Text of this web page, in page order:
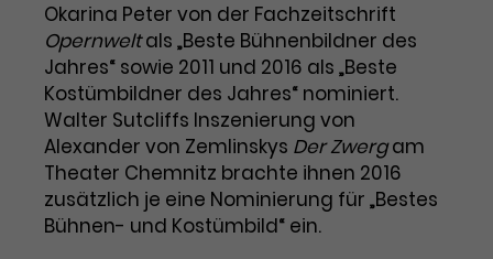
Benutzer*in wiedererkannt werden,
und es wird Zugang zu
geschützten Bereichen gewährt.
Name cookie_optin
Anbieter TYPO3
Laufzeit 2 Jahre
Zweck
Dieses Cookie wird von Google
Analytics installiert. Das Cookie
wird verwendet, um
Besucher*innen-, Sitzungs- und
Kampagnendaten zu berechnen
und die Nutzung der Website für
den Analysebericht der Website zu
Marketing
Diese Gruppe beinhaltet alle Scripte, die es uns
ermöglichen die Leistung unserer
Werbekampagnen zu analysieren und
Conversions zu messen. Außerdem helfen sie
uns dabei Werbeanzeigen und Inhalte besser auf
die Interessen unserer Nutzer abzustimmen.
Name
_gcl_au
Anbieter Google Ads
Cookie-Informationen
Okarina Peter von der Fachzeitschrift
Opernweltals „Beste Bühnenbildner des
Jahres“ sowie 2011 und 2016 als „Beste
Kostümbildner des Jahres“ nominiert.
Walter Sutcliffs Inszenierung von
Alexander von Zemlinskys Der Zwergam
Theater Chemnitz brachte ihnen 2016
zusätzlich je eine Nominierung für „Bestes
Bühnen- und Kostümbild“ ein.